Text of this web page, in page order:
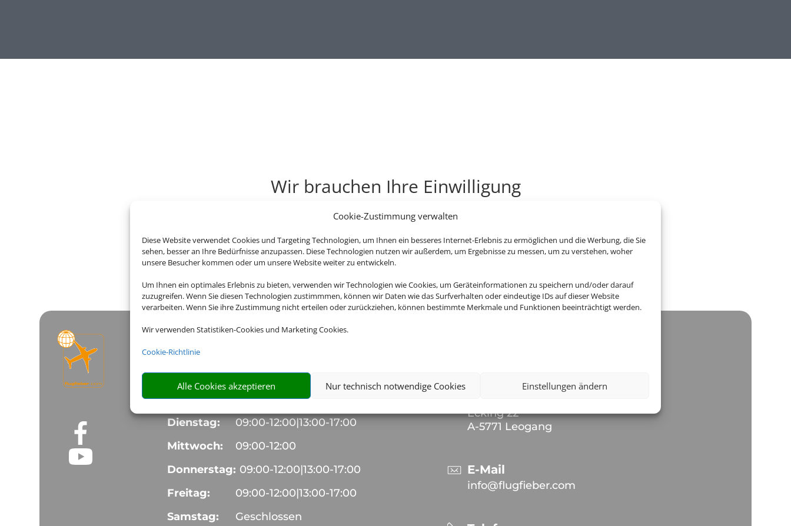
Cookie-Zustimmung verwalten
Diese Website verwendet Cookies und Targeting Technologien, um Ihnen ein besseres Internet-Erlebnis zu ermöglichen und die Werbung, die Sie
sehen, besser an Ihre Bedürfnisse anzupassen. Diese Technologien nutzen wir außerdem, um Ergebnisse zu messen, um zu verstehen, woher
unsere Besucher kommen oder um unsere Website weiter zu entwickeln.
Um Ihnen ein optimales Erlebnis zu bieten, verwenden wir Technologien wie Cookies, um Geräteinformationen zu speichern und/oder darauf
zuzugreifen. Wenn Sie diesen Technologien zustimmmen, können wir Daten wie das Surfverhalten oder eindeutige IDs auf dieser Website
verarbeiten. Wenn Sie ihre Zustimmung nicht erteilen oder zurückziehen, können bestimmte Merkmale und Funktionen beeinträchtigt werden.
Wir verwenden Statistiken-Cookies und Marketing Cookies.
Cookie-Richtlinie
Alle Cookies akzeptieren Nur technisch notwendige Cookies Einstellungen ändern
Wir brauchen Ihre Einwilligung
Cookies akzeptieren
Öffnungszeiten
FLUGFIEBER.COM - REISEN
Montag: 09:00-12:00|13:00
Dienstag:
09:00-12:00|13:00-17:00
Mittwoch:
09:00-12:00
Donnerstag: 09:00-12:00|13:00-17:00
Freitag:
09:00-12:00|13:00-17:00
Samstag:
Geschlossen
flugfieber.com - Reisen
Ecking 22
A-5771 Leogang
E-Mail
info@flugfieber.com